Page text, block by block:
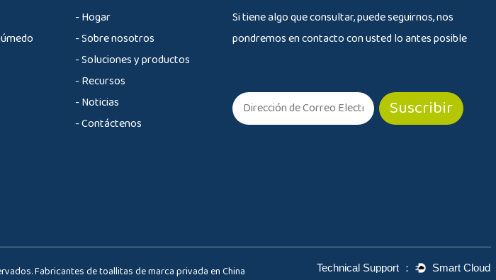
- Hogar
- Sobre nosotros
- Soluciones y productos
- Recursos
- Noticias
- Contáctenos
Si tiene algo que consultar, puede seguirnos, nos
pondremos en contacto con usted lo antes posible
Fabricantes de toallitas de marca privada en China